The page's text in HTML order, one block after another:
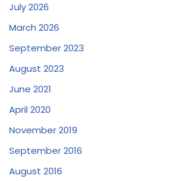
July 2026
March 2026
September 2023
August 2023
June 2021
April 2020
November 2019
September 2016
August 2016